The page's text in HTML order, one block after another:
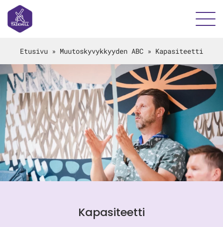
Etusivu » Muutoskyvykkyyden ABC » Kapasiteetti
Kapasiteetti